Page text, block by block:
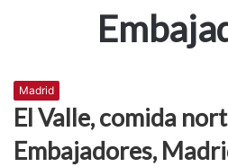
Madrid
El Valle, comida
Embajadores,